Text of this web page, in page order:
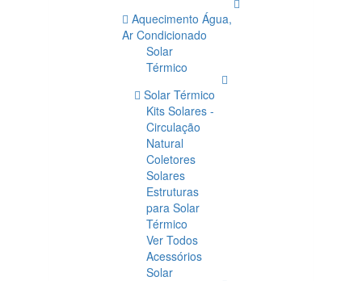
Aquecimento Água,
Ar Condicionado
Solar
Térmico
Solar Térmico
Kits Solares -
Circulação
Natural
Coletores
Solares
Estruturas
para Solar
Térmico
Ver Todos
Acessórios
Solar